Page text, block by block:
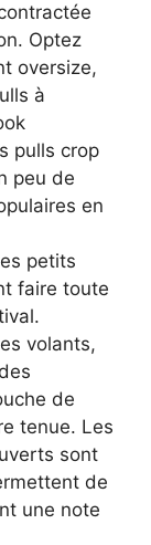
Optez
oversize,
à
pulls crop
peu de
en
petits
faire toute
volants,
de
tenue. Les
sont
de
une note